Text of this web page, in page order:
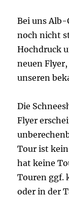
Bei uns Alb-
noch nicht
Hochdruck
neuen
unseren
Die
Flyer
Tour ist kein
hat keine
Touren ggf.
oder in der